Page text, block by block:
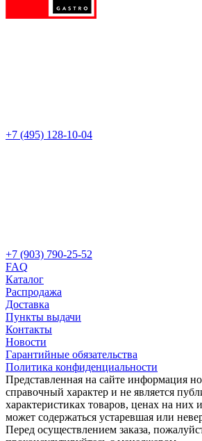
+7 (495) 128-10-04
+7 (903) 790-25-52
FAQ
Каталог
Распродажа
Доставка
Пункты выдачи
Контакты
Новости
Гарантийные обязательства
Политика конфиденциальности
Представленная на сайте информация
справочный характер и не является
характеристиках товаров, ценах на них
может содержаться устаревшая или
Перед осуществлением заказа,